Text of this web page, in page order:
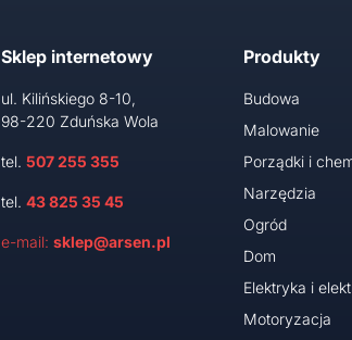
Sklep internetowy
ul. Kilińskiego 8-10,
98-220 Zduńska Wola
tel.507 255 355
tel.43 825 35 45
e-mail:sklep@arsen.pl
Produkty
Budowa
Malowanie
Porządki i
Narzędzia
Ogród
Dom
Elektryka i
Motoryzacja